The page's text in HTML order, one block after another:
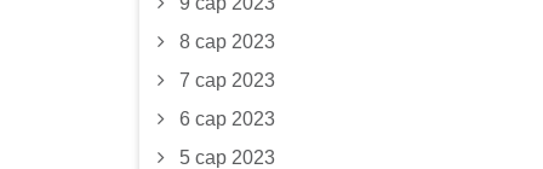
8 сар 2023
7 сар 2023
6 сар 2023
5 сар 2023